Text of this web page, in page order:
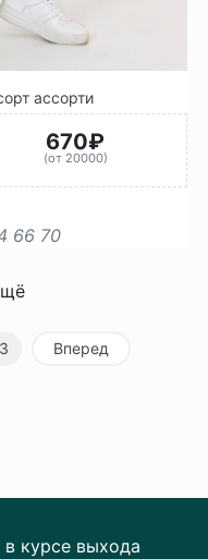
ассорти
670₽
(от 20000)
66 70
3 Вперед
курсе выхода